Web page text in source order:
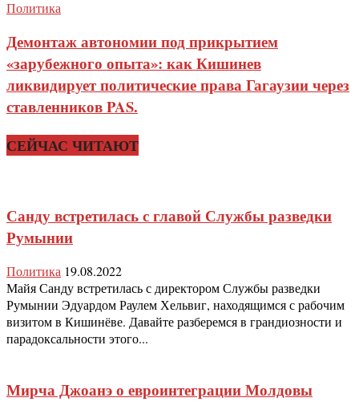
Политика
Демонтаж автономии под прикрытием
«зарубежного опыта»: как Кишинев
ликвидирует политические права Гагаузии через
ставленников PAS.
СЕЙЧАС ЧИТАЮТ
Санду встретилась с главой Службы разведки
Румынии
Политика 19.08.2022
Майя Санду встретилась с директором Службы разведки
Румынии Эдуардом Раулем Хельвиг, находящимся с рабочим
визитом в Кишинёве. Давайте разберемся в грандиозности и
парадоксальности этого...
Мирча Джоанэ о евроинтеграции Молдовы